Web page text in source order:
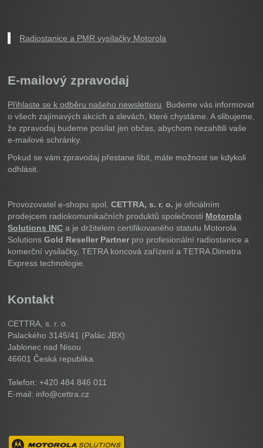
Radiostanice a PMR vysílačky Motorola
E-mailový zpravodaj
Přihlaste se k odběru našeho newsletteru . Budeme vás informovat
o všech zajímavých akcích a slevách, které chystáme. A slibujeme,
že zpravodaj budeme posílat jen občas, abychom nezahltili vaše
e-mailové schránky.
Pokud se vám zpravodaj přestane líbit, máte možnost se kdykoli
odhlásit.
Provozovatel e-shopu spol.CETTRA, s. r. o. je oficiálním
prodejcem radiokomunikačních produktů společnosti Motorola
Solutions INC a je držitelem certifikovaného statutu Motorola
SolutionsGold Reseller Partner pro profesionální radiostanice a
komerční vysilačky, TETRA koncová zařízení a TETRA Dimetra
Express technologie.
Kontakt
CETTRA, s. r. o.
Palackého 3145/41 (Palác JBX)
Jablonec nad Nisou
46601Česká republika
Telefon: +420 484 846 011
E-mail: info@cettra.cz